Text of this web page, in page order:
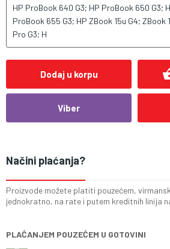
HP ProBook 640 G3; HP ProBook 650 G3;
ProBook 655 G3; HP ZBook 15u G4; ZBook
Pro G3; H
Dodaj u korpu
Viber
Načini plaćanja?
Proizvode možete platiti pouzećem,
jednokratno, na rate i putem kreditnih linija
PLAĆANJEM POUZEĆEM U GOTOVINI